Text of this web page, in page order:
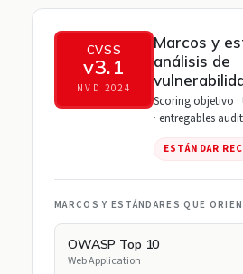
CVSS
v3.1
NVD 2024
Marcos y
análisis de
Scoring objetivo
· entregables
ESTÁNDAR
MARCOS Y ESTÁNDARES QUE
OWASP Top 10
Web Application